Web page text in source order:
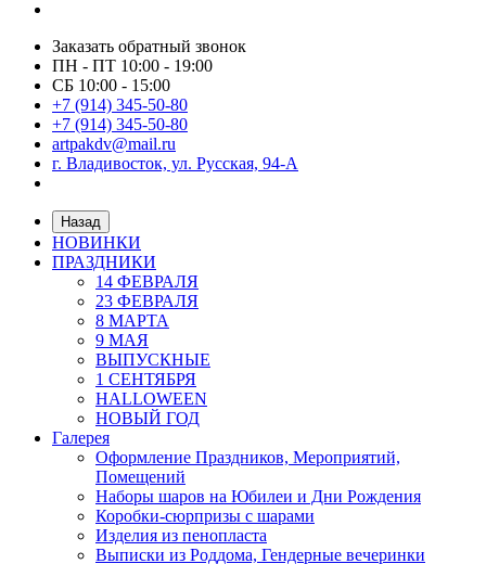
Заказать обратный звонок
ПН - ПТ 10:00 - 19:00
СБ 10:00 - 15:00
+7 (914) 345-50-80
+7 (914) 345-50-80
artpakdv@mail.ru
г. Владивосток, ул. Русская, 94-А
Назад
НОВИНКИ
ПРАЗДНИКИ
14 ФЕВРАЛЯ
23 ФЕВРАЛЯ
8 МАРТА
9 МАЯ
ВЫПУСКНЫЕ
1 СЕНТЯБРЯ
HALLOWEEN
НОВЫЙ ГОД
Галерея
Оформление Праздников, Мероприятий,
Помещений
Наборы шаров на Юбилеи и Дни Рождения
Коробки-сюрпризы с шарами
Изделия из пенопласта
Выписки из Роддома, Гендерные вечеринки